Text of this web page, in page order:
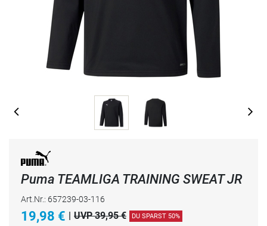
Puma TEAMLIGA TRAINING SWEAT JR
Art.Nr.: 657239-03-116
19,98 € UVP 39,95 € DU SPARST 50%